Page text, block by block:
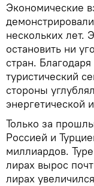
Экономические
нескольких лет.
остановить ни
стран.
туристический
стороны
энергетической
Только за
Россией и
миллиардов.
лирах вырос
лирах